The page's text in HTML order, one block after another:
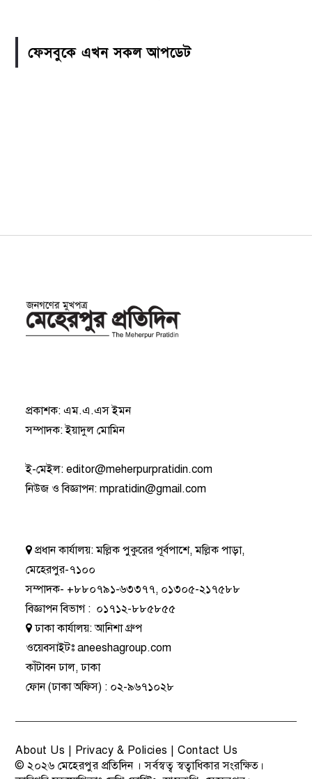
ফেসবুকে এখন সকল আপডেট
প্রকাশক: এম.এ.এস ইমন
সম্পাদক: ইয়াদুল মোমিন
ই-মেইল:editor@meherpurpratidin.com
নিউজ ও বিজ্ঞাপন:mpratidin@gmail.com
প্রধান কার্যালয়:মল্লিক পুকুরের পূর্বপাশে, মল্লিক পাড়া,
মেহেরপুর-৭১০০
সম্পাদক- +৮৮০৭৯১-৬৩৩৭৭, ০১৩০৫-২১৭৫৮৮
বিজ্ঞাপন বিভাগ: ০১৭১২-৮৮৫৮৫৫
ঢাকা কার্যালয়:আনিশা গ্রুপ
ওয়েবসাইটঃaneeshagroup.com
কাঁটাবন ঢাল, ঢাকা
ফোন(ঢাকা অফিস) : ০২-৯৬৭১০২৮
About Us | Privacy & Policies |Contact Us
© ২০২৬ মেহেরপুর প্রতিদিন । সর্বস্বত্ব স্বত্বাধিকার সংরক্ষিত।